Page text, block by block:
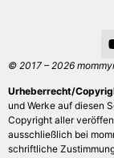
© 2017 – 2026
Urheberrecht/
und Werke auf diesen
Copyright aller
ausschließlich bei
schriftliche